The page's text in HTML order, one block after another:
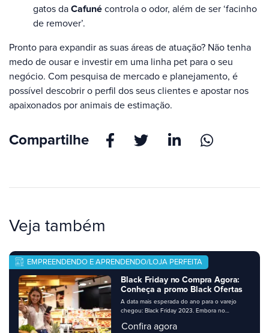
gatos da Cafuné controla o odor, além de ser ‘facinho
de remover’.
Pronto para expandir as suas áreas de atuação? Não tenha
medo de ousar e investir em uma linha pet para o seu
negócio. Com pesquisa de mercado e planejamento, é
possível descobrir o perfil dos seus clientes e apostar nos
apaixonados por animais de estimação.
Compartilhe
Veja também
Black Friday no Compra Agora:
Conheça a promo Black Ofertas
A data mais esperada do ano para o varejo
chegou: Black Friday 2023. Embora no
de novembro, muitos negócios apostam no
Confira agora
EMPREENDENDO E APRENDENDO/LOJA PERFEITA